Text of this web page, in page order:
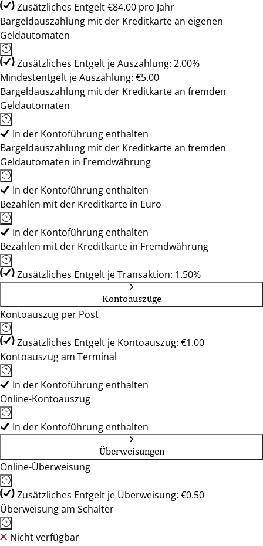
Zusätzliches Entgelt €84.00 pro Jahr
Bargeldauszahlung mit der Kreditkarte an eigenen
Geldautomaten
Zusätzliches Entgelt je Auszahlung: 2.00%
Mindestentgelt je Auszahlung: €5.00
Bargeldauszahlung mit der Kreditkarte an fremden
Geldautomaten
In der Kontoführung enthalten
Bargeldauszahlung mit der Kreditkarte an fremden
Geldautomaten in Fremdwährung
In der Kontoführung enthalten
Bezahlen mit der Kreditkarte in Euro
In der Kontoführung enthalten
Bezahlen mit der Kreditkarte in Fremdwährung
Zusätzliches Entgelt je Transaktion: 1.50%
Kontoauszüge
Kontoauszug per Post
Zusätzliches Entgelt je Kontoauszug: €1.00
Kontoauszug am Terminal
In der Kontoführung enthalten
Online-Kontoauszug
In der Kontoführung enthalten
Überweisungen
Online-Überweisung
Zusätzliches Entgelt je Überweisung: €0.50
Überweisung am Schalter
Nicht verfügbar